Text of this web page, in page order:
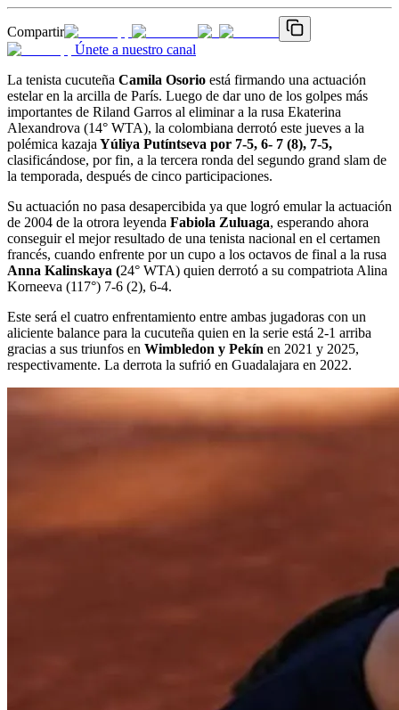
Compartir
Únete a nuestro canal
La tenista cucuteña Camila Osorio está firmando una actuación
estelar en la arcilla de París. Luego de dar uno de los golpes más
importantes de Riland Garros al eliminar a la rusa Ekaterina
Alexandrova (14° WTA), la colombiana derrotó este jueves a la
polémica kazaja Yúliya Putíntseva por 7-5, 6- 7 (8), 7-5,
clasificándose, por fin, a la tercera ronda del segundo grand slam de
la temporada, después de cinco participaciones.
Su actuación no pasa desapercibida ya que logró emular la actuación
de 2004 de la otrora leyenda Fabiola Zuluaga, esperando ahora
conseguir el mejor resultado de una tenista nacional en el certamen
francés, cuando enfrente por un cupo a los octavos de final a la rusa
Anna Kalinskaya (24° WTA) quien derrotó a su compatriota Alina
Korneeva (117°) 7-6 (2), 6-4.
Este será el cuatro enfrentamiento entre ambas jugadoras con un
aliciente balance para la cucuteña quien en la serie está 2-1 arriba
gracias a sus triunfos en Wimbledon y Pekín en 2021 y 2025,
respectivamente. La derrota la sufrió en Guadalajara en 2022.